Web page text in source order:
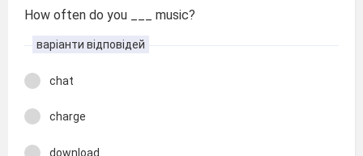
How often do you ___ music?
варіанти відповідей
chat
charge
download